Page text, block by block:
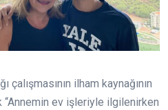
çalışmasının ilham kaynağının
ev işleriyle ilgilenirken